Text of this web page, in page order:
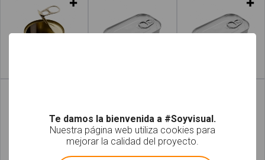
Te damos la bienvenida a #Soyvisual.
Nuestra página web utiliza cookies para
mejorar la calidad del proyecto.
! Not valid!